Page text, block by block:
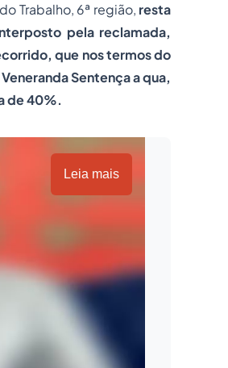
Trabalho, 6ª região, resta
pela reclamada,
que nos termos do
Sentença a qua,
de 40%.
Leia mais